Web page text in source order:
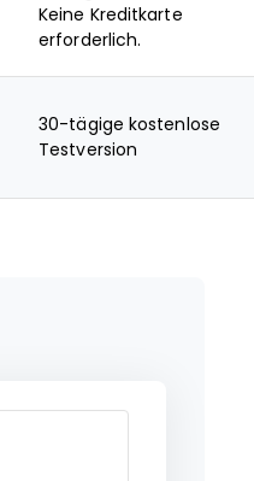
Keine Kreditkarte
erforderlich.
30-tägige kostenlose
Testversion